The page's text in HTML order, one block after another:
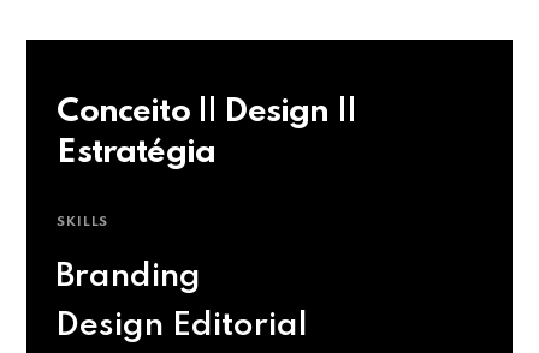
Conceito || Design ||
Estratégia
SKILLS
Branding
Design Editorial